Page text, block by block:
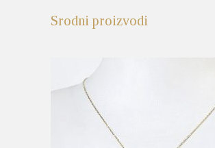
Srodni proizvodi